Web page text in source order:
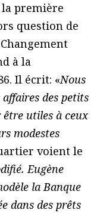
première
question de
à la
Il écrit: «Nous
des petits
utiles à ceux
modestes
voient le
Eugène
la Banque
dans des prêts